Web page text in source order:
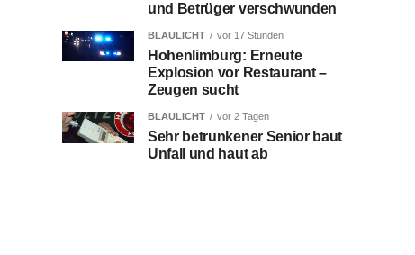
und Betrüger verschwunden
BLAULICHT vor 17 Stunden
Hohenlimburg: Erneute
Explosion vor Restaurant –
Zeugen sucht
BLAULICHT vor 2 Tagen
Sehr betrunkener Senior baut
Unfall und haut ab